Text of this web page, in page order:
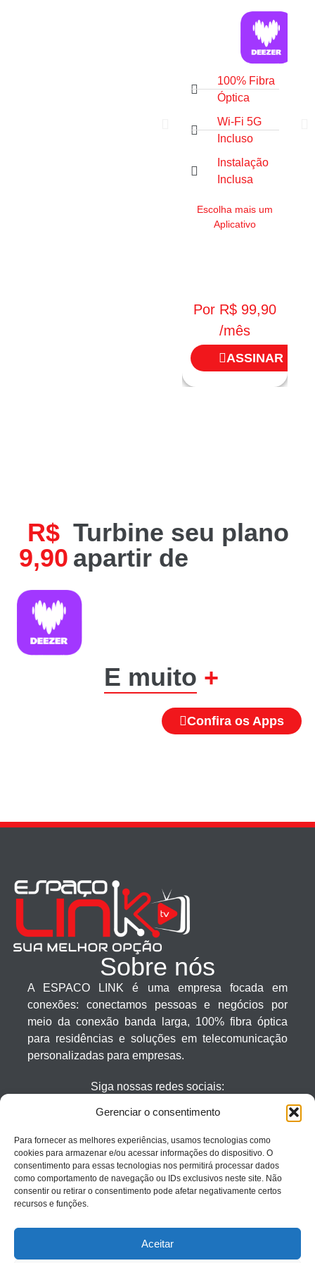
Gerenciar o consentimento
Para fornecer as melhores experiências, usamos tecnologias como
cookies para armazenar e/ou acessar informações do dispositivo. O
consentimento para essas tecnologias nos permitirá processar dados
como comportamento de navegação ou IDs exclusivos neste site. Não
consentir ou retirar o consentimento pode afetar negativamente certos
recursos e funções.
Aceitar
100% Fibra
Óptica
Wi-Fi 5G
Incluso
Instalação
Inclusa
Escolha mais um
Aplicativo
Por R$ 99,90
/mês
ASSINAR
Turbine seu plano
apartir de
R$
9,90
E muito +
Confira os Apps
Sobre nós
A ESPACO LINK é uma empresa focada em
conexões: conectamos pessoas e negócios por
meio da conexão banda larga, 100% fibra óptica
para residências e soluções em telecomunicação
personalizadas para empresas.
Siga nossas redes sociais:
(11) 4116 2953
Seg - Sab: 08:00 às 21:00
Atendimento
Como chegar ?